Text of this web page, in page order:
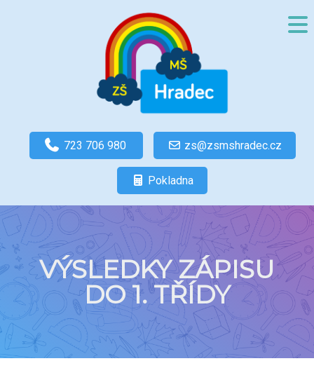
723 706 980 zs@zsmshradec.cz
Pokladna
VÝSLEDKY ZÁPISU
DO 1. TŘÍDY